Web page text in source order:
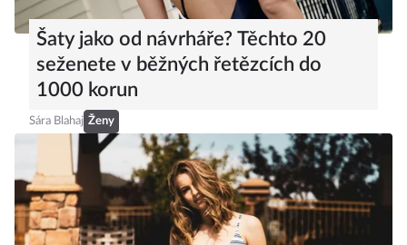
Šaty jako od návrháře? Těchto 20
seženete v běžných řetězcích do
1000 korun
Sára Blahaj Ženy